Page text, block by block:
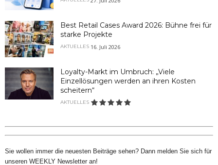
Best Retail Cases Award 2026: Bühne frei für
starke Projekte
AKTUELLES 16. Juli 2026
Loyalty-Markt im Umbruch: „Viele
Einzellösungen werden an ihren Kosten
scheitern“
AKTUELLES
Sie wollen immer die neuesten Beiträge sehen? Dann melden Sie sich für
unseren WEEKLY Newsletter an!